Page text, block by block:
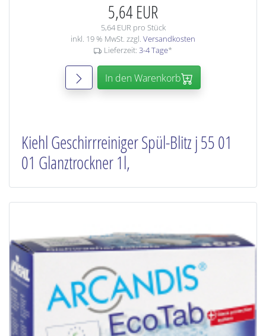
5,64 EUR
5,64 EUR pro Stück
inkl. 19 % MwSt. zzgl. Versandkosten
Lieferzeit: 3-4 Tage*
In den Warenkorb
Kiehl Geschirrreiniger Spül-Blitz j 55 01
01 Glanztrockner 1l,